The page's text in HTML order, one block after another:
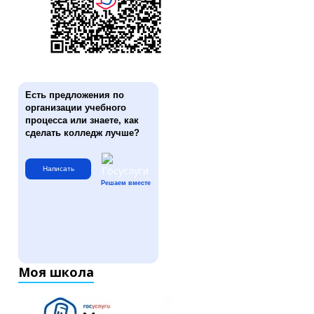
Есть предложения по
организации учебного
процесса или знаете, как
сделать колледж лучше?
Написать
Решаем вместе
Моя школа